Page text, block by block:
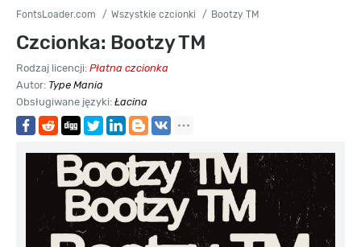
FontsLoader.com Wszystkie czcionki Bootzy TM
Czcionka: Bootzy TM
Rodzaj licencji: Płatna czcionka
Autor: Type Mania
Obsługiwane języki: Łacina